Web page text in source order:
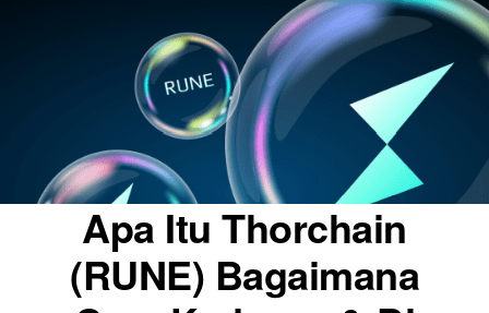
Apa Itu Thorchain
(RUNE) Bagaimana